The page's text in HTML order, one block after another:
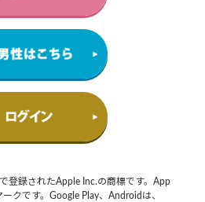
登録されたApple Inc.の商標です。App
クです。Google Play、Androidは、